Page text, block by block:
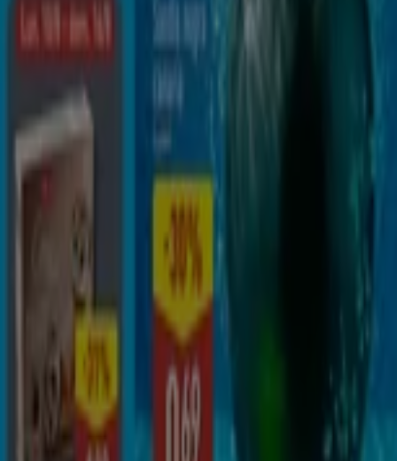
15.4 km
Abierto
Publicidad
Catálogos de ALDI en Las Chafiras